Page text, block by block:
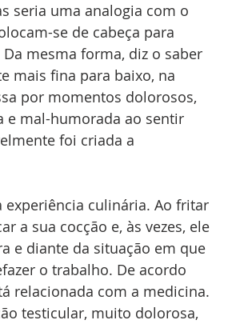
seria uma analogia com o
se de cabeça para
mesma forma, diz o saber
mais fina para baixo, na
por momentos dolorosos,
e mal-humorada ao sentir
foi criada a
culinária. Ao fritar
a sua cocção e, às vezes, ele
e diante da situação em que
o trabalho. De acordo
relacionada com a medicina.
testicular, muito dolorosa,